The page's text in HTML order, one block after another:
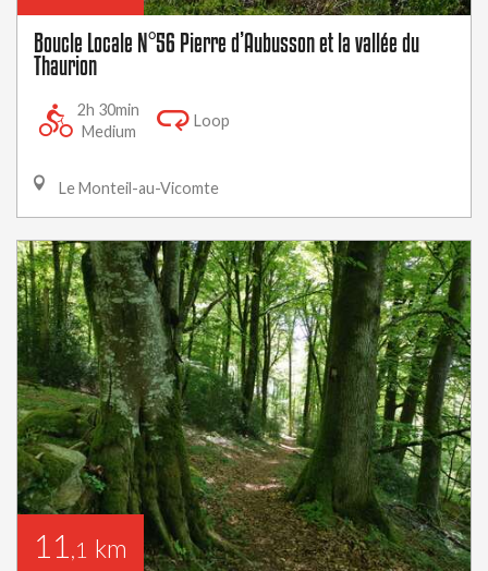
Boucle Locale N°56 Pierre d’Aubusson et la vallée du
Thaurion
2h 30min
Medium
Loop
Le Monteil-au-Vicomte
11 ,1 km